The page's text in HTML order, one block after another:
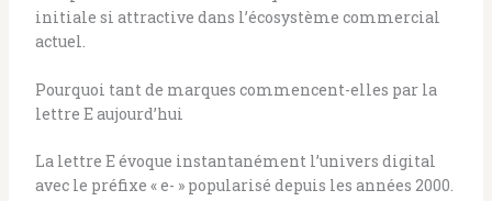
initiale si attractive dans l’écosystème commercial
actuel.
Pourquoi tant de marques commencent-elles par la
lettre E aujourd’hui
La lettre E évoque instantanément l’univers digital
avec le préfixe « e- » popularisé depuis les années 2000.